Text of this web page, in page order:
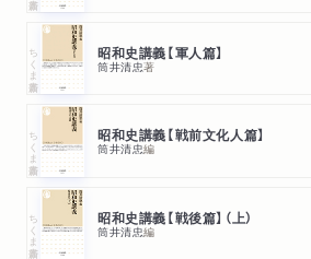
第七章 米内内閣倒壊――畑陸相辞職と
米内内閣倒壊をめぐる旧来の見方／米内
衛の活動開始／近衛・有馬・木戸の「申合
任／近衛新党と「バスに乗り遅れるな」
枢密院議長／ドイツのヨーロッパ制覇と
問題／武藤軍務局長の見解／近衛の新党
相への「要望書」／陸相の要望と米内の了
／米内首相の「硬化」／米内首相の陸相へ
からの「覚書」と東京裁判の米内／米内内
ちくま新書 昭和史講義【軍人篇】
筒井清忠著
ちくま新書 昭和史講義【戦前文化人篇】
筒井清忠編
ちくま新書 昭和史講義【戦後篇】（上）
筒井清忠編